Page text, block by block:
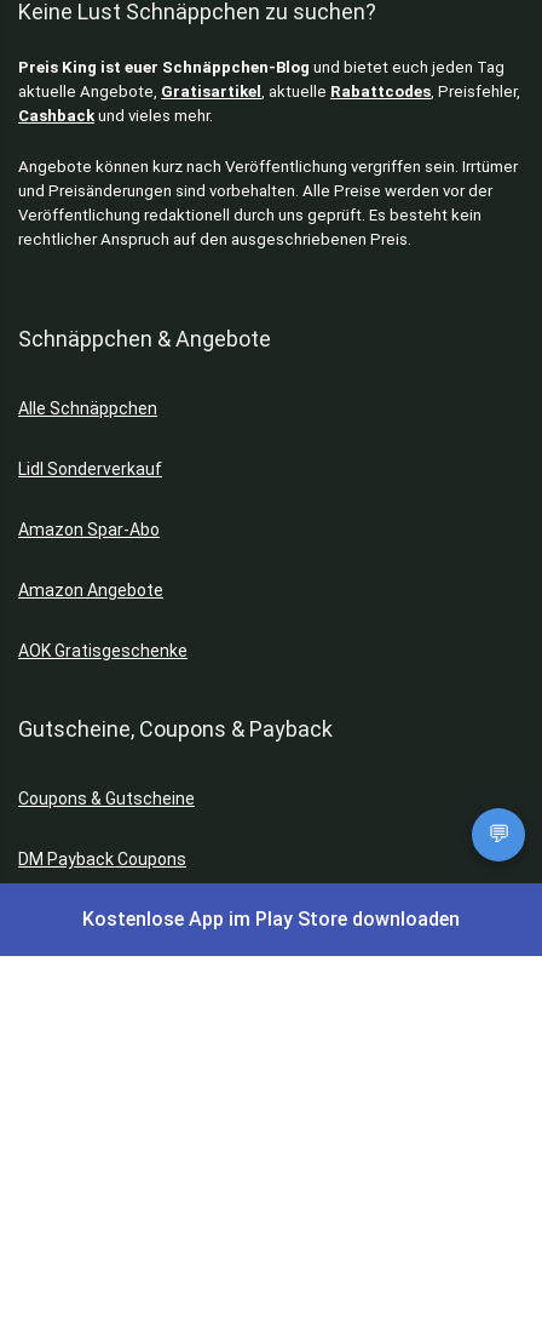
Keine Lust Schnäppchen zu suchen?
Preis King ist euer Schnäppchen-Blog und bietet euch jeden Tag
aktuelle Angebote, Gratisartikel , aktuelle Rabattcodes, Preisfehler,
Cashbackund vieles mehr.
Angebote können kurz nach Veröffentlichung vergriffen sein. Irrtümer
und Preisänderungen sind vorbehalten. Alle Preise werden vor der
Veröffentlichung redaktionell durch uns geprüft. Es besteht kein
rechtlicher Anspruch auf den ausgeschriebenen Preis.
Schnäppchen & Angebote
Alle Schnäppchen
Lidl Sonderverkauf
Amazon Spar-Abo
Amazon Angebote
AOK Gratisgeschenke
Gutscheine, Coupons & Payback
Coupons & Gutscheine
DM Payback Coupons
Aral Payback Coupons
💬
Kostenlose App im Play Store downloaden